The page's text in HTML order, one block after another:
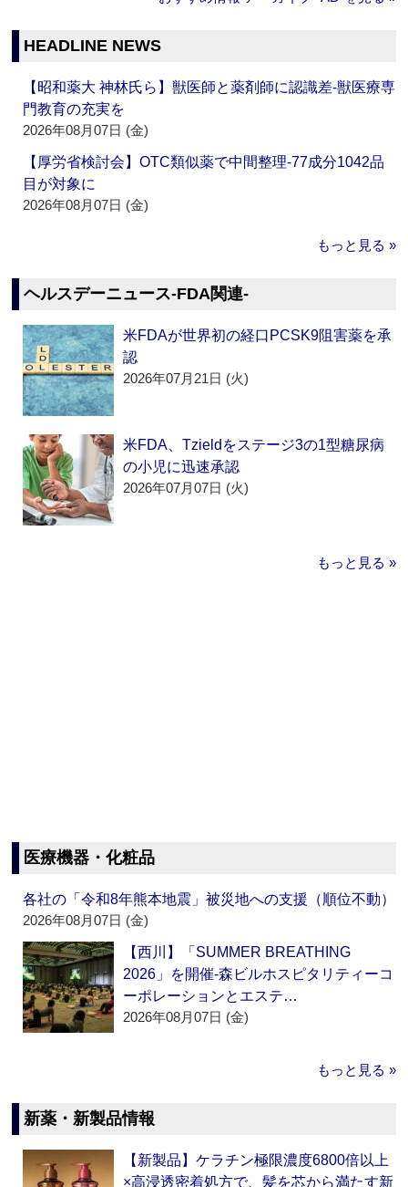
HEADLINE NEWS
【昭和薬大 神林氏ら】獣医師と薬剤師に認識差‐獣医療専
門教育の充実を
2026年08月07日 (金)
【厚労省検討会】OTC類似薬で中間整理‐77成分1042品
目が対象に
2026年08月07日 (金)
もっと見る »
ヘルスデーニュース‐FDA関連‐
米FDAが世界初の経口PCSK9阻害薬を承
認
2026年07月21日 (火)
米FDA、Tzieldをステージ3の1型糖尿病
の小児に迅速承認
2026年07月07日 (火)
もっと見る »
医療機器・化粧品
各社の「令和8年熊本地震」被災地への支援（順位不動）
2026年08月07日 (金)
【西川】「SUMMER BREATHING
2026」を開催‐森ビルホスピタリティーコ
ーポレーションとエステ…
2026年08月07日 (金)
もっと見る »
新薬・新製品情報
【新製品】ケラチン極限濃度6800倍以上
×高浸透密着処方で、髪を芯から満たす新